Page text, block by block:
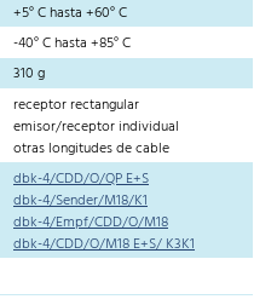
+5° C hasta +60° C
-40° C hasta +85° C
310 g
receptor rectangular
emisor/receptor individual
otras longitudes de cable
dbk-4/CDD/O/QP E+S
dbk-4/Sender/M18/K1
dbk-4/Empf/CDD/O/M18
dbk-4/CDD/O/M18 E+S/ K3K1